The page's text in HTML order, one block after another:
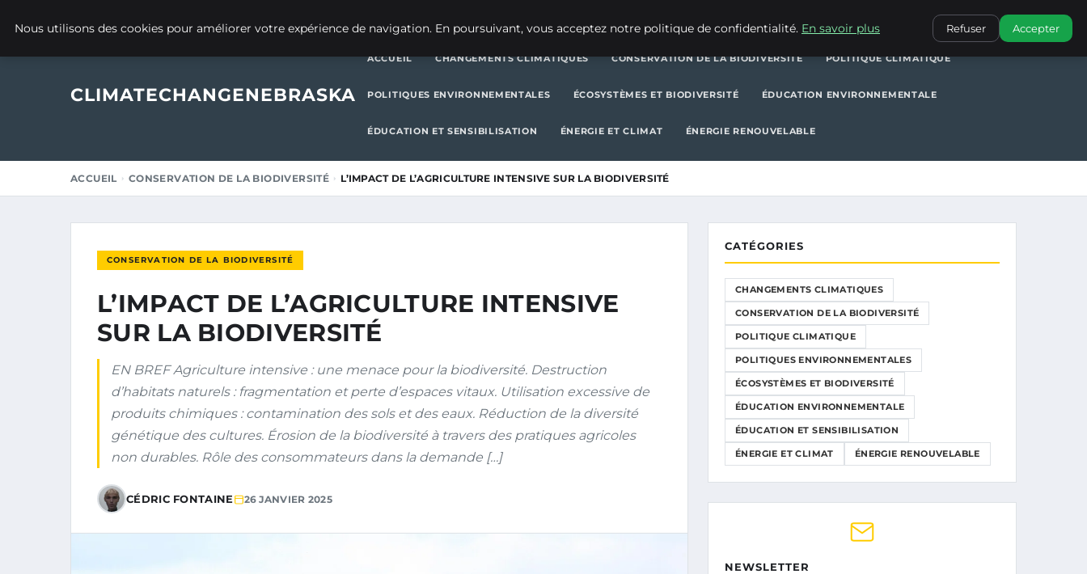
POLITIQUES ENVIRONNEMENTALES
CLIMATECHANGENEBRASKA
ACCUEIL CHANGEMENTS CLIMATIQUES CONSERVATION DE LA BIODIVERSITÉ POLITIQUE CLIMATIQUE
POLITIQUES ENVIRONNEMENTALES ÉCOSYSTÈMES ET BIODIVERSITÉ ÉDUCATION ENVIRONNEMENTALE
ÉDUCATION ET SENSIBILISATION ÉNERGIE ET CLIMAT ÉNERGIE RENOUVELABLE
ACCUEIL CONSERVATION DE LA BIODIVERSITÉ L’IMPACT DE L’AGRICULTURE INTENSIVE SUR LA BIODIVERSITÉ
CONSERVATION DE LA BIODIVERSITÉ
L’IMPACT DE L’AGRICULTURE INTENSIVE
SUR LA BIODIVERSITÉ
EN BREF Agriculture intensive : une menace pour la biodiversité. Destruction
d’habitats naturels : fragmentation et perte d’espaces vitaux. Utilisation excessive de
produits chimiques : contamination des sols et des eaux. Réduction de la diversité
génétique des cultures. Érosion de la biodiversité à travers des pratiques agricoles
non durables. Rôle des consommateurs dans la demande […]
CÉDRIC FONTAINE 26 JANVIER 2025
CATÉGORIES
CHANGEMENTS CLIMATIQUES
CONSERVATION DE LA BIODIVERSITÉ
POLITIQUE CLIMATIQUE
POLITIQUES ENVIRONNEMENTALES
ÉCOSYSTÈMES ET BIODIVERSITÉ
ÉDUCATION ENVIRONNEMENTALE
ÉDUCATION ET SENSIBILISATION
ÉNERGIE ET CLIMAT ÉNERGIE RENOUVELABLE
NEWSLETTER
Nous utilisons des cookies pour améliorer votre expérience de navigation. En poursuivant, vous acceptez notre politique de confidentialité. En savoir plus Refuser Accepter